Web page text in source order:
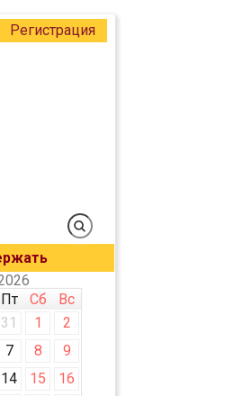
Регистрация
Пт Сб
Вс
31 1
2
7 8
9
14 15
16